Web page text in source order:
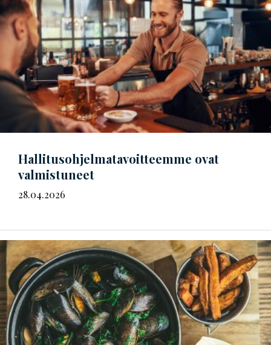
Hal­li­tus­oh­jel­ma­ta­voit­teem­me ovat
valmistuneet
28.04.2026